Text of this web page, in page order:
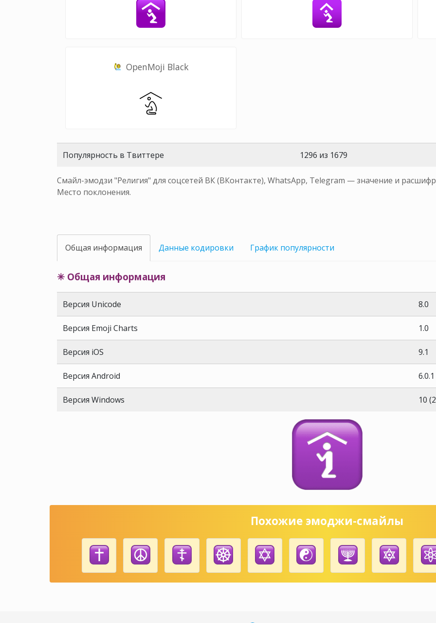
OpenMoji Black
Популярность в Твиттере 1296 из 1679
Смайл-эмодзи "Религия" для соцсетей ВК (ВКонтакте), WhatsApp, Telegram — значение и
Место поклонения.
Общая информация Данные кодировки График популярности
✳ Общая информация
Версия Unicode 8.0
Версия Emoji Charts 1.0
Версия iOS 9.1
Версия Android 6.0.1
Версия Windows 10
Похожие эмоджи-смайлы